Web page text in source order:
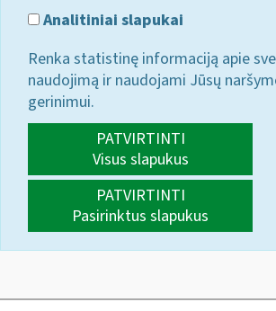
Analitiniai slapukai
Renka statistinę informaciją apie
naudojimą ir naudojami Jūsų
gerinimui.
PATVIRTINTI
Visus slapukus
PATVIRTINTI
Pasirinktus slapukus